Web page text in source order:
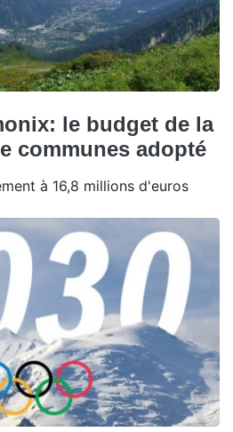
le budget de la
communes adopté
à 16,8 millions d'euros